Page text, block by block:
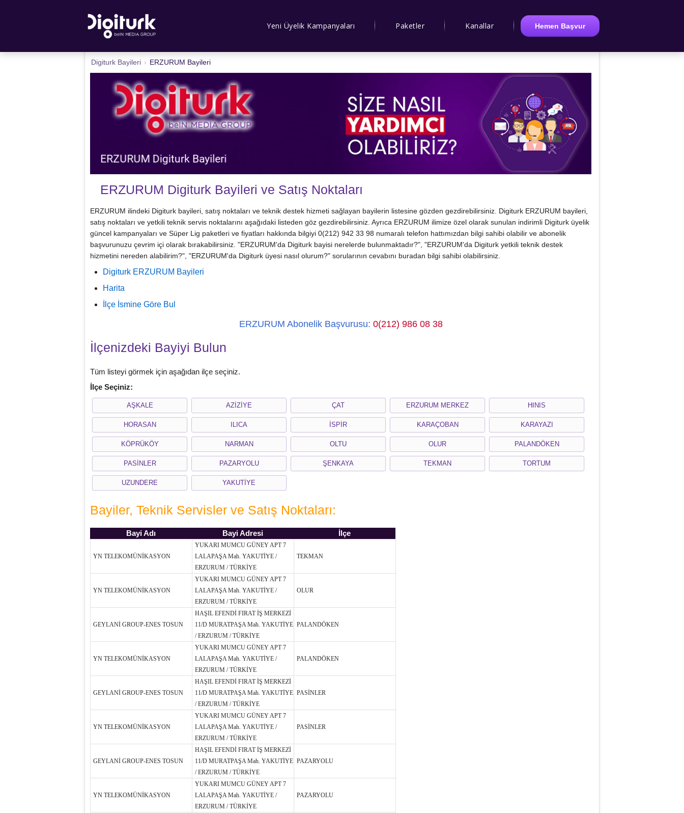
Yeni Üyelik Kampanyaları Paketler Kanallar Hemen Başvur
Digiturk Bayileri › ERZURUM Bayileri
ERZURUM Digiturk Bayileri ve Satış Noktaları
ERZURUM ilindeki Digiturk bayileri, satış noktaları ve teknik destek hizmeti sağlayan bayilerin listesine gözden gezdirebilirsiniz. Digiturk ERZURUM bayileri,
satış noktaları ve yetkili teknik servis noktalarını aşağıdaki listeden göz gezdirebilirsiniz. Ayrıca ERZURUM ilimize özel olarak sunulan indirimli Digiturk üyelik
güncel kampanyaları ve Süper Lig paketleri ve fiyatları hakkında bilgiyi 0(212) 942 33 98 numaralı telefon hattımızdan bilgi sahibi olabilir ve abonelik
başvurunuzu çevrim içi olarak bırakabilirsiniz. "ERZURUM'da Digiturk bayisi nerelerde bulunmaktadır?", "ERZURUM'da Digiturk yetkili teknik destek
hizmetini nereden alabilirim?", "ERZURUM'da Digiturk üyesi nasıl olurum?" sorularının cevabını buradan bilgi sahibi olabilirsiniz.
Digiturk ERZURUM Bayileri
Harita
İlçe İsmine Göre Bul
ERZURUM Abonelik Başvurusu: 0(212) 986 08 38
İlçenizdeki Bayiyi Bulun
Tüm listeyi görmek için aşağıdan ilçe seçiniz.
İlçe Seçiniz:
AŞKALE AZİZİYE ÇAT ERZURUM MERKEZ HINIS
HORASAN ILICA İSPİR KARAÇOBAN KARAYAZI
KÖPRÜKÖY NARMAN OLTU OLUR PALANDÖKEN
PASİNLER PAZARYOLU ŞENKAYA TEKMAN TORTUM
UZUNDERE YAKUTİYE
Bayiler, Teknik Servisler ve Satış Noktaları:
Bayi Adı Bayi Adresi İlçe
YN TELEKOMÜNİKASYON
YUKARI MUMCU GÜNEY APT 7
LALAPAŞA Mah. YAKUTİYE /
ERZURUM / TÜRKİYE
TEKMAN
YN TELEKOMÜNİKASYON
YUKARI MUMCU GÜNEY APT 7
LALAPAŞA Mah. YAKUTİYE /
ERZURUM / TÜRKİYE
OLUR
GEYLANİ GROUP-ENES TOSUN
HAŞIL EFENDİ FIRAT İŞ MERKEZİ
11/D MURATPAŞA Mah. YAKUTİYE
/ ERZURUM / TÜRKİYE
PALANDÖKEN
YN TELEKOMÜNİKASYON
YUKARI MUMCU GÜNEY APT 7
LALAPAŞA Mah. YAKUTİYE /
ERZURUM / TÜRKİYE
PALANDÖKEN
GEYLANİ GROUP-ENES TOSUN
HAŞIL EFENDİ FIRAT İŞ MERKEZİ
11/D MURATPAŞA Mah. YAKUTİYE
/ ERZURUM / TÜRKİYE
PASİNLER
YN TELEKOMÜNİKASYON
YUKARI MUMCU GÜNEY APT 7
LALAPAŞA Mah. YAKUTİYE /
ERZURUM / TÜRKİYE
PASİNLER
GEYLANİ GROUP-ENES TOSUN
HAŞIL EFENDİ FIRAT İŞ MERKEZİ
11/D MURATPAŞA Mah. YAKUTİYE
/ ERZURUM / TÜRKİYE
PAZARYOLU
YN TELEKOMÜNİKASYON
YUKARI MUMCU GÜNEY APT 7
LALAPAŞA Mah. YAKUTİYE /
ERZURUM / TÜRKİYE
PAZARYOLU